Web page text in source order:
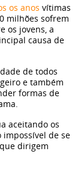
os anos vítimas
milhões sofrem
os jovens, a
causa de
de todos
e também
formas de
aceitando os
impossível de se
dirigem